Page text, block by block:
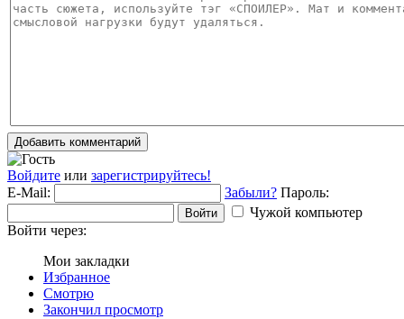
Добавить комментарий
Войдите или зарегистрируйтесь!
E-Mail:
Забыли? Пароль:
Войти
Чужой компьютер
Войти через:
Мои закладки
Избранное
Смотрю
Закончил просмотр